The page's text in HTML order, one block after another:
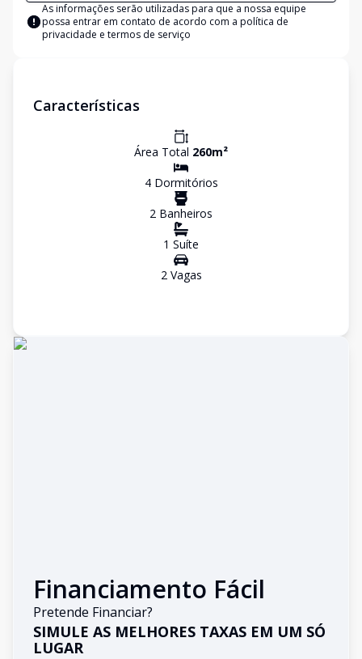
As informações serão utilizadas para que a nossa equipe
possa entrar em contato de acordo com a política de
privacidade e termos de serviço
Características
Área Total 260m²
4Dormitórios
2 Banheiros
1 Suíte
2Vagas
Financiamento Fácil
Pretende Financiar?
SIMULE AS MELHORES TAXAS EM UM SÓ
LUGAR